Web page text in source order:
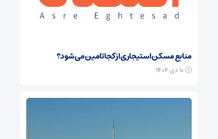
منابع مسکن استیجاری از کجا تامین می شود؟